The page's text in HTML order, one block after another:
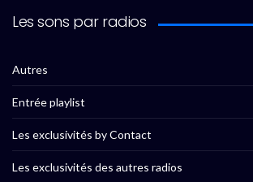
Les sons par radios
Autres
Entrée playlist
Les exclusivités by Contact
Les exclusivités des autres radios